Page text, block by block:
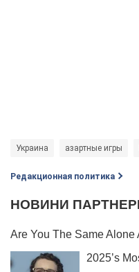
Украина азартные игры
Редакционная политика